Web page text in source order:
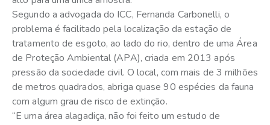
Segundo a advogada do ICC, Fernanda Carbonelli, o
problema é facilitado pela localização da estação de
tratamento de esgoto, ao lado do rio, dentro de uma Área
de Proteção Ambiental (APA), criada em 2013 após
pressão da sociedade civil. O local, com mais de 3 milhões
de metros quadrados, abriga quase 90 espécies da fauna
com algum grau de risco de extinção.
“E uma área alagadiça, não foi feito um estudo de